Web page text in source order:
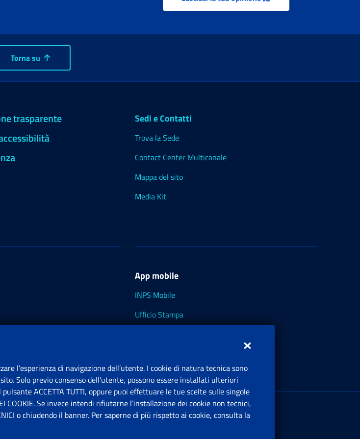
Torna su
trasparente
Sedi e Contatti
Trova la Sede
Contact Center Multicanale
Mappa del sito
Media Kit
App mobile
INPS Mobile
Ufficio Stampa
Sede Legale: Via Ciro il Grande, 21
00144 Roma
P.IVA 02121151001
l’esperienza di navigazione dell’utente. I cookie di natura tecnica sono
Solo previo consenso dell’utente, possono essere installati ulteriori
ACCETTA TUTTI, oppure puoi effettuare le tue scelte sulle singole
COOKIE. Se invece intendi rifiutarne l’installazione dei cookie non tecnici,
o chiudendo il banner. Per saperne di più rispetto ai cookie, consulta la